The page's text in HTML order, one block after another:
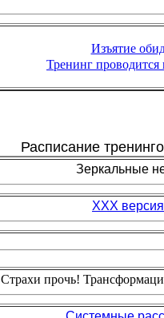
Изъятие
Тренинг проводится
Расписание
Зеркальные
ХХХ
Страхи прочь!